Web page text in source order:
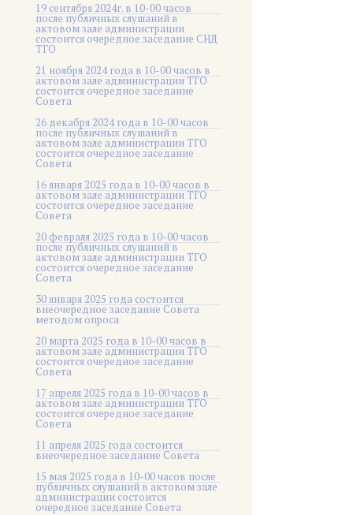
19 сентября 2024г. в 10-00 часов
после публичных слушаний в
актовом зале администрации
состоится очередное заседание СНД
ТГО
21 ноября 2024 года в 10-00 часов в
актовом зале администрации ТГО
состоится очередное заседание
Совета
26 декабря 2024 года в 10-00 часов
после публичных слушаний в
актовом зале администрации ТГО
состоится очередное заседание
Совета
16 января 2025 года в 10-00 часов в
актовом зале администрации ТГО
состоится очередное заседание
Совета
20 февраля 2025 года в 10-00 часов
после публичных слушаний в
актовом зале администрации ТГО
состоится очередное заседание
Совета
30 января 2025 года состоится
внеочередное заседание Совета
методом опроса
20 марта 2025 года в 10-00 часов в
актовом зале администрации ТГО
состоится очередное заседание
Совета
17 апреля 2025 года в 10-00 часов в
актовом зале администрации ТГО
состоится очередное заседание
Совета
11 апреля 2025 года состоится
внеочередное заседание Совета
15 мая 2025 года в 10-00 часов после
публичных слушаний в актовом зале
администрации состоится
очередное заседание Совета